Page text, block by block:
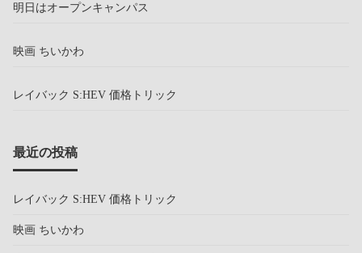
明日はオープンキャンパス
映画 ちいかわ
レイバック S:HEV 価格トリック
最近の投稿
レイバック S:HEV 価格トリック
映画 ちいかわ